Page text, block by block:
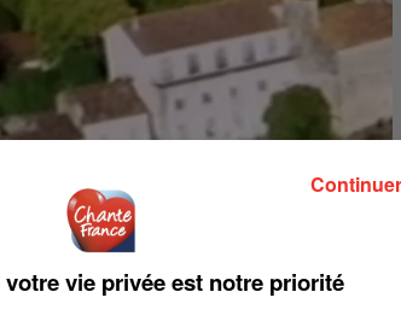
votre vie privée est notre priorité